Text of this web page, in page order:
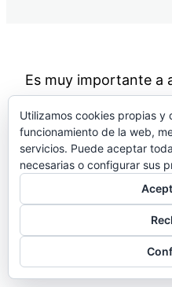
Cómo "templar" la
Ejercicio
6. Cómo afrontar
11 lecciones
7. Mantener
8. Iniciar
9. Disminuir
Es muy importante a
Anterior Siguiente
Utilizamos cookies propias
funcionamiento de la web,
servicios. Puede aceptar
necesarias o configurar sus